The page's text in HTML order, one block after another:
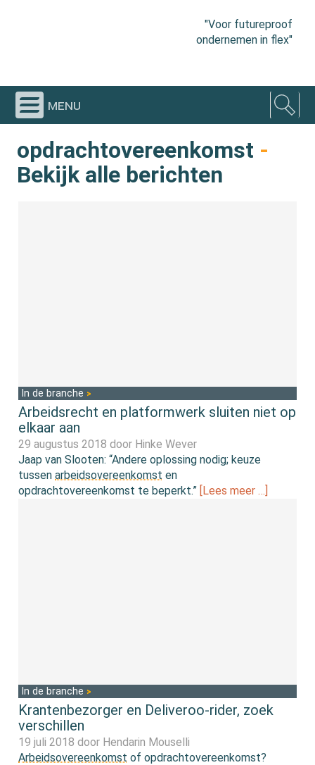
"Voor futureproof
ondernemen in flex"
menu
opdrachtovereenkomst -
Bekijk alle berichten
In de branche
Arbeidsrecht en platformwerk sluiten niet op
elkaar aan
29 augustus 2018 door Hinke Wever
Jaap van Slooten: “Andere oplossing nodig; keuze
tussenarbeidsovereenkomst en
opdrachtovereenkomst te beperkt.” [Lees meer …]
In de branche
Krantenbezorger en Deliveroo-rider, zoek
verschillen
19 juli 2018 door Hendarin Mouselli
Arbeidsovereenkomst of opdrachtovereenkomst?